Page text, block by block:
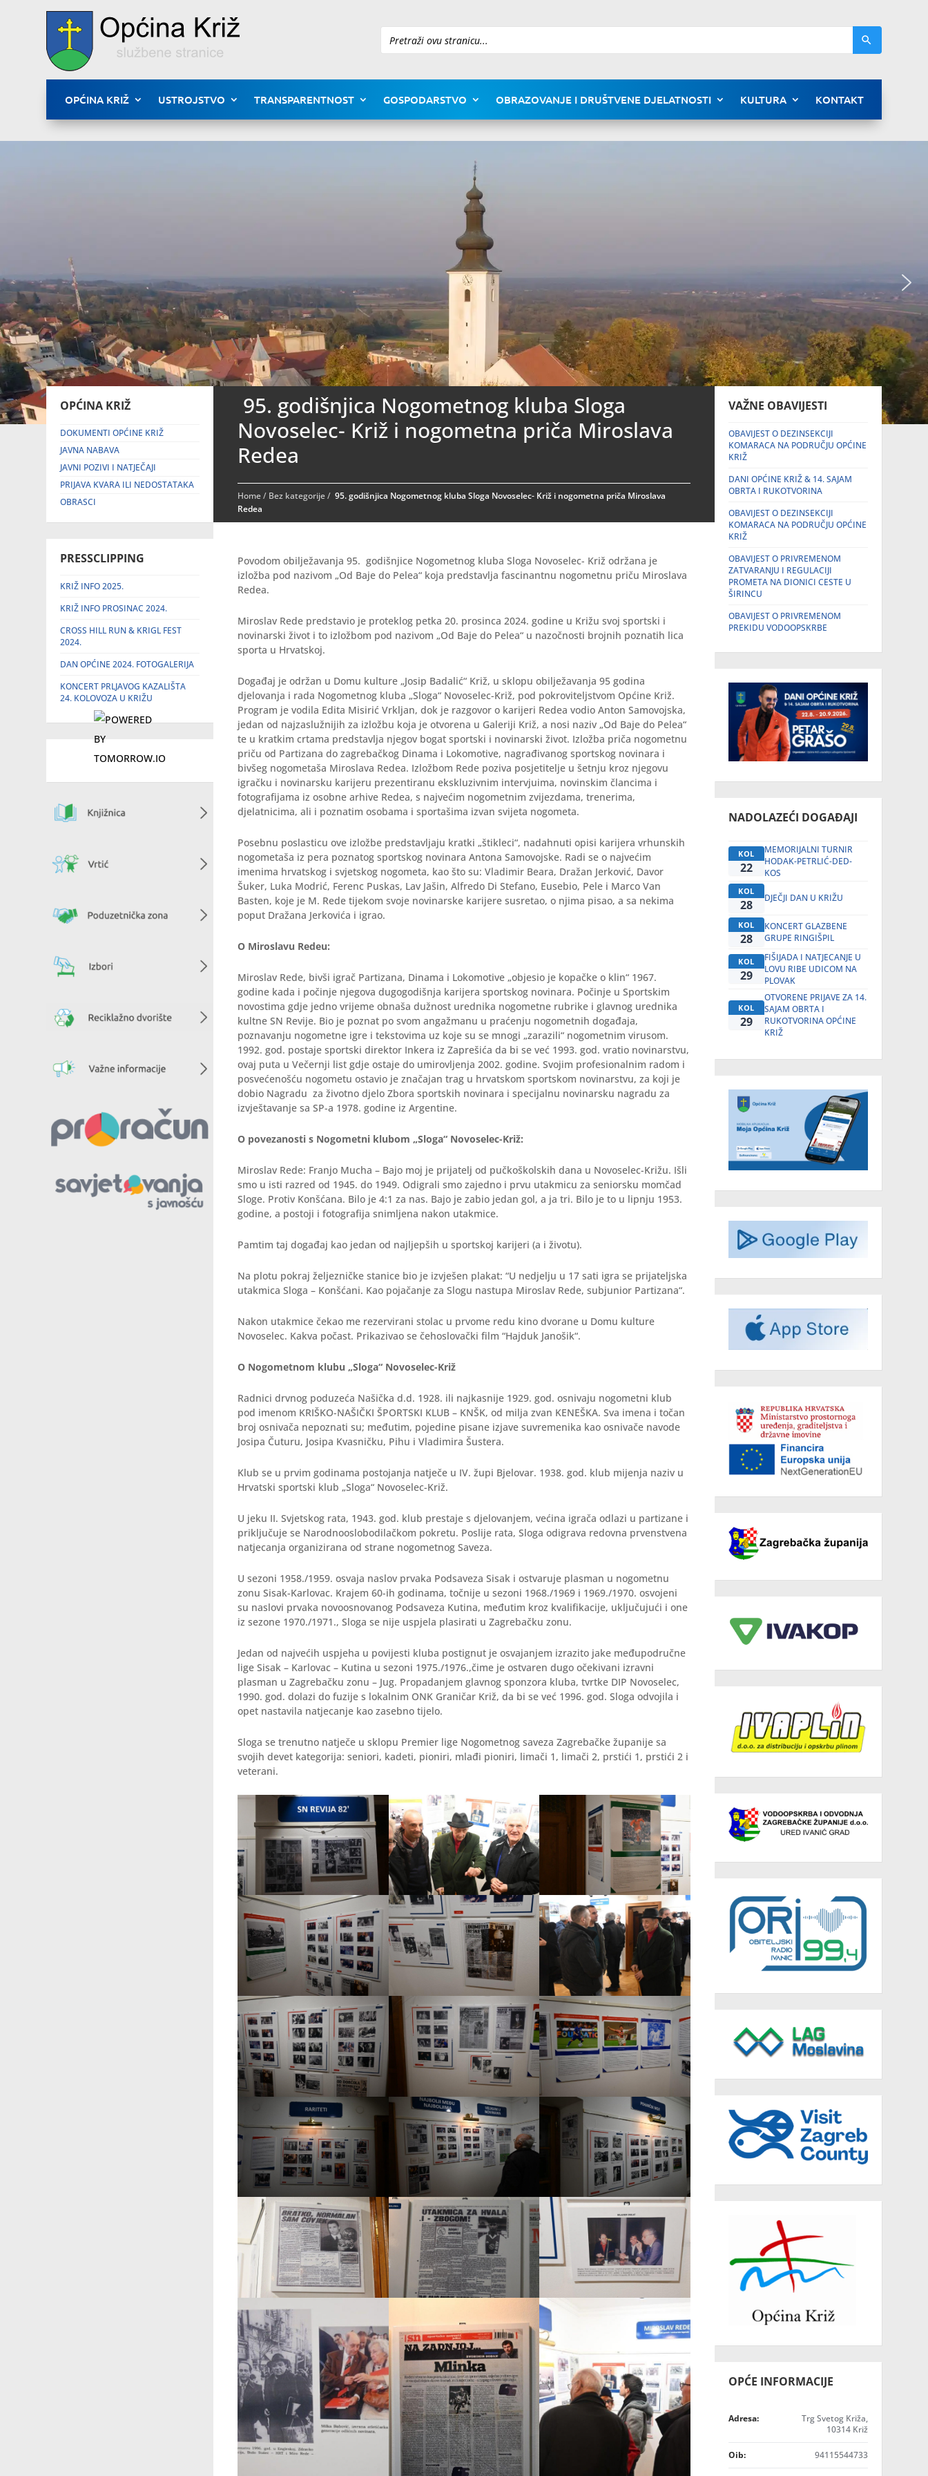
Pretraži
OPĆINA KRIŽ USTROJSTVO TRANSPARENTNOST GOSPODARSTVO OBRAZOVANJE I DRUŠTVENE DJELATNOSTI KULTURA KONTAKT
OPĆINA KRIŽ
DOKUMENTI OPĆINE KRIŽ
JAVNA NABAVA
JAVNI POZIVI I NATJEČAJI
PRIJAVA KVARA ILI NEDOSTATAKA
OBRASCI
PRESSCLIPPING
KRIŽ INFO 2025.
KRIŽ INFO PROSINAC 2024.
CROSS HILL RUN & KRIGL FEST
2024.
DAN OPĆINE 2024. FOTOGALERIJA
KONCERT PRLJAVOG KAZALIŠTA
24. KOLOVOZA U KRIŽU
95. godišnjica Nogometnog kluba Sloga
Novoselec- Križ i nogometna priča Miroslava
Redea
Home/ Bez kategorije/ 95. godišnjica Nogometnog kluba Sloga Novoselec- Križ i nogometna priča Miroslava
Redea
Povodom obilježavanja 95. godišnjice Nogometnog kluba Sloga Novoselec- Križ održana je
izložba pod nazivom „Od Baje do Pelea“ koja predstavlja fascinantnu nogometnu priču Miroslava
Redea.
Miroslav Rede predstavio je proteklog petka 20. prosinca 2024. godine u Križu svoj sportski i
novinarski život i to izložbom pod nazivom „Od Baje do Pelea“ u nazočnosti brojnih poznatih lica
sporta u Hrvatskoj.
Događaj je održan u Domu kulture „Josip Badalić“ Križ, u sklopu obilježavanja 95 godina
djelovanja i rada Nogometnog kluba „Sloga“ Novoselec-Križ, pod pokroviteljstvom Općine Križ.
Program je vodila Edita Misirić Vrkljan, dok je razgovor o karijeri Redea vodio Anton Samovojska,
jedan od najzaslužnijih za izložbu koja je otvorena u Galeriji Križ, a nosi naziv „Od Baje do Pelea“
te u kratkim crtama predstavlja njegov bogat sportski i novinarski život. Izložba priča nogometnu
priču od Partizana do zagrebačkog Dinama i Lokomotive, nagrađivanog sportskog novinara i
bivšeg nogometaša Miroslava Redea. Izložbom Rede poziva posjetitelje u šetnju kroz njegovu
igračku i novinarsku karijeru prezentiranu ekskluzivnim intervjuima, novinskim člancima i
fotografijama iz osobne arhive Redea, s najvećim nogometnim zvijezdama, trenerima,
djelatnicima, ali i poznatim osobama i sportašima izvan svijeta nogometa.
Posebnu poslasticu ove izložbe predstavljaju kratki „štikleci“, nadahnuti opisi karijera vrhunskih
nogometaša iz pera poznatog sportskog novinara Antona Samovojske. Radi se o najvećim
imenima hrvatskog i svjetskog nogometa, kao što su: Vladimir Beara, Dražan Jerković, Davor
Šuker, Luka Modrić, Ferenc Puskas, Lav Jašin, Alfredo Di Stefano, Eusebio, Pele i Marco Van
Basten, koje je M. Rede tijekom svoje novinarske karijere susretao, o njima pisao, a sa nekima
poput Dražana Jerkovića i igrao.
O Miroslavu Redeu:
Miroslav Rede, bivši igrač Partizana, Dinama i Lokomotive „objesio je kopačke o klin“ 1967.
godine kada i počinje njegova dugogodišnja karijera sportskog novinara. Počinje u Sportskim
novostima gdje jedno vrijeme obnaša dužnost urednika nogometne rubrike i glavnog urednika
kultne SN Revije. Bio je poznat po svom angažmanu u praćenju nogometnih događaja,
poznavanju nogometne igre i tekstovima uz koje su se mnogi „zarazili“ nogometnim virusom.
1992. god. postaje sportski direktor Inkera iz Zaprešića da bi se već 1993. god. vratio novinarstvu,
ovaj puta u Večernji list gdje ostaje do umirovljenja 2002. godine. Svojim profesionalnim radom i
posvećenošću nogometu ostavio je značajan trag u hrvatskom sportskom novinarstvu, za koji je
dobio Nagradu za životno djelo Zbora sportskih novinara i specijalnu novinarsku nagradu za
izvještavanje sa SP-a 1978. godine iz Argentine.
O povezanosti s Nogometni klubom „Sloga“ Novoselec-Križ:
Miroslav Rede: Franjo Mucha – Bajo moj je prijatelj od pučkoškolskih dana u Novoselec-Križu. Išli
smo u isti razred od 1945. do 1949. Odigrali smo zajedno i prvu utakmicu za seniorsku momčad
Sloge. Protiv Konšćana. Bilo je 4:1 za nas. Bajo je zabio jedan gol, a ja tri. Bilo je to u lipnju 1953.
godine, a postoji i fotografija snimljena nakon utakmice.
Pamtim taj događaj kao jedan od najljepših u sportskoj karijeri (a i životu).
Na plotu pokraj željezničke stanice bio je izvješen plakat: “U nedjelju u 17 sati igra se prijateljska
utakmica Sloga – Konšćani. Kao pojačanje za Slogu nastupa Miroslav Rede, subjunior Partizana“.
Nakon utakmice čekao me rezervirani stolac u prvome redu kino dvorane u Domu kulture
Novoselec. Kakva počast. Prikazivao se čehoslovački film “Hajduk Janošik“.
O Nogometnom klubu „Sloga“ Novoselec-Križ
Radnici drvnog poduzeća Našička d.d. 1928. ili najkasnije 1929. god. osnivaju nogometni klub
pod imenom KRIŠKO-NAŠIČKI ŠPORTSKI KLUB – KNŠK, od milja zvan KENEŠKA. Sva imena i točan
broj osnivača nepoznati su; međutim, pojedine pisane izjave suvremenika kao osnivače navode
Josipa Čuturu, Josipa Kvasničku, Pihu i Vladimira Šustera.
Klub se u prvim godinama postojanja natječe u IV. župi Bjelovar. 1938. god. klub mijenja naziv u
Hrvatski sportski klub „Sloga“ Novoselec-Križ.
U jeku II. Svjetskog rata, 1943. god. klub prestaje s djelovanjem, većina igrača odlazi u partizane i
priključuje se Narodnooslobodilačkom pokretu. Poslije rata, Sloga odigrava redovna prvenstvena
natjecanja organizirana od strane nogometnog Saveza.
U sezoni 1958./1959. osvaja naslov prvaka Podsaveza Sisak i ostvaruje plasman u nogometnu
zonu Sisak-Karlovac. Krajem 60-ih godinama, točnije u sezoni 1968./1969 i 1969./1970. osvojeni
su naslovi prvaka novoosnovanog Podsaveza Kutina, međutim kroz kvalifikacije, uključujući i one
iz sezone 1970./1971., Sloga se nije uspjela plasirati u Zagrebačku zonu.
Jedan od najvećih uspjeha u povijesti kluba postignut je osvajanjem izrazito jake međupodručne
lige Sisak – Karlovac – Kutina u sezoni 1975./1976.,čime je ostvaren dugo očekivani izravni
plasman u Zagrebačku zonu – Jug. Propadanjem glavnog sponzora kluba, tvrtke DIP Novoselec,
1990. god. dolazi do fuzije s lokalnim ONK Graničar Križ, da bi se već 1996. god. Sloga odvojila i
opet nastavila natjecanje kao zasebno tijelo.
Sloga se trenutno natječe u sklopu Premier lige Nogometnog saveza Zagrebačke županije sa
svojih devet kategorija: seniori, kadeti, pioniri, mlađi pioniri, limači 1, limači 2, prstići 1, prstići 2 i
veterani.
VAŽNE OBAVIJESTI
OBAVIJEST O DEZINSEKCIJI
KOMARACA NA PODRUČJU OPĆINE
KRIŽ
DANI OPĆINE KRIŽ & 14. SAJAM
OBRTA I RUKOTVORINA
OBAVIJEST O DEZINSEKCIJI
KOMARACA NA PODRUČJU OPĆINE
KRIŽ
OBAVIJEST O PRIVREMENOM
ZATVARANJU I REGULACIJI
PROMETA NA DIONICI CESTE U
ŠIRINCU
OBAVIJEST O PRIVREMENOM
PREKIDU VODOOPSKRBE
NADOLAZEĆI DOGAĐAJI
KOL
22
MEMORIJALNI TURNIR
HODAK-PETRLIĆ-DED-
KOS
KOL
28 DJEČJI DAN U KRIŽU
KOL
28
KONCERT GLAZBENE
GRUPE RINGIŠPIL
KOL
29
FIŠIJADA I NATJECANJE U
LOVU RIBE UDICOM NA
PLOVAK
KOL
29
OTVORENE PRIJAVE ZA 14.
SAJAM OBRTA I
RUKOTVORINA OPĆINE
KRIŽ
OPĆE INFORMACIJE
Adresa:
Trg Svetog Križa,
10314 Križ
Oib: 94115544733